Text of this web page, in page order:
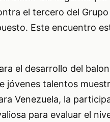
el tercero del
Este encuentro
el desarrollo del
talentos
Venezuela, la
para evaluar el